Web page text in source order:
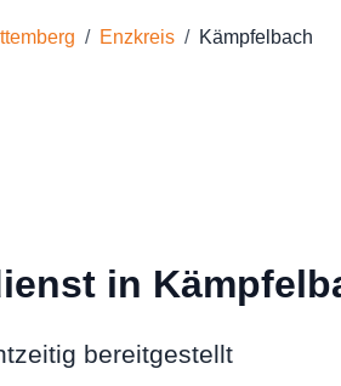
Enzkreis Kämpfelbach
in
bereitgestellt